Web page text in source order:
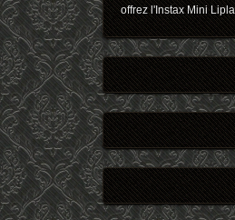
offrez l'Instax Mini